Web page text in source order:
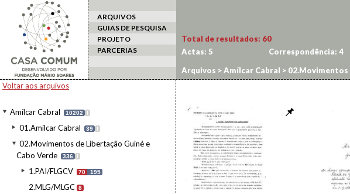
ARQUIVOS
GUIAS DE PESQUISA
PROJETO
PARCERIAS
Voltar aos arquivos
Amílcar Cabral 10202 I
01.Amílcar Cabral 39 I
02.Movimentos de Libertação Guiné e
Cabo Verde
336 I
1.PAI/FLGCV 70 195
2.MLG/MLGC 8
Total de resultados: 60
Actas: 5 Correspondência: 4
Arquivos >Amílcar Cabral > 02.Movimentos